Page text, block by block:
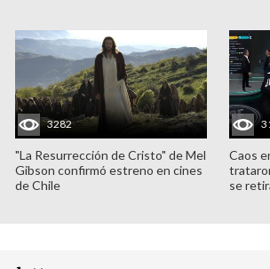
3282
"La Resurrección de Cristo" de Mel
Gibson confirmó estreno en cines
de Chile
Caos
se